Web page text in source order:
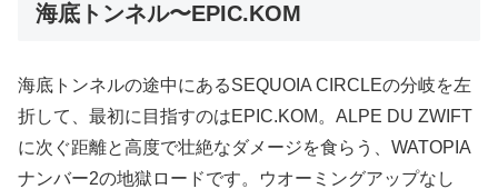
海底トンネル〜EPIC.KOM
海底トンネルの途中にあるSEQUOIA CIRCLEの分岐を左
折して、最初に目指すのはEPIC.KOM。ALPE DU ZWIFT
に次ぐ距離と高度で壮絶なダメージを食らう、WATOPIA
ナンバー2の地獄ロードです。ウオーミングアップなし